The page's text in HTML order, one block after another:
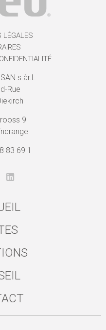
LÉGALES
s.àr.l.
Rue
9
83 69 1